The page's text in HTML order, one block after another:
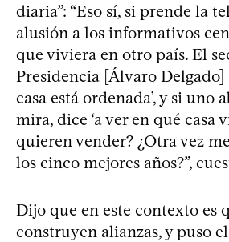
diaria”: “Eso sí, si prende la
alusión a los informativos
que viviera en otro país. El
Presidencia [Álvaro Delgado]
casa está ordenada’, y si uno
mira, dice ‘a ver en qué casa
quieren vender? ¿Otra vez
los cinco mejores años?”,
Dijo que en este contexto es
construyen alianzas, y puso